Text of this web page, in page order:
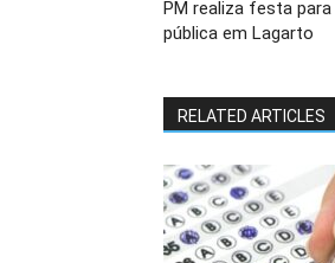
PM realiza festa
pública em Lagarto
RELATED ARTICLES